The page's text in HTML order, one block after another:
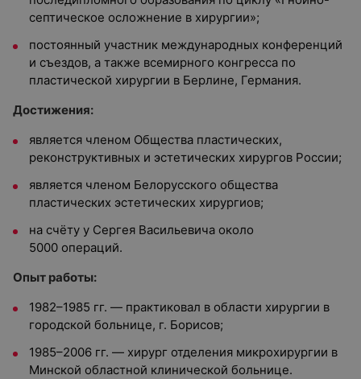
септическое осложнение в хирургии»;
постоянный участник международных конференций
и съездов, а также всемирного конгресса по
пластической хирургии в Берлине, Германия.
Достижения:
является членом Общества пластических,
реконструктивных и эстетических хирургов России;
является членом Белорусского общества
пластических эстетических хирургиов;
на счёту у Сергея Васильевича около
5000 операций.
Опыт работы:
1982–1985 гг. — практиковал в области хирургии в
городской больнице, г. Борисов;
1985–2006 гг. — хирург отделения микрохирургии в
Минской областной клинической больнице.